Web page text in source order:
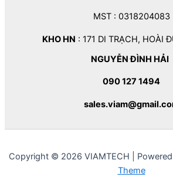
MST : 0318204083
KHO HN : 171 DI TRẠCH, HOÀI
NGUYỄN ĐÌNH HẢI
090 127 1494
Copyright © 2026 VIAMTECH |
Theme